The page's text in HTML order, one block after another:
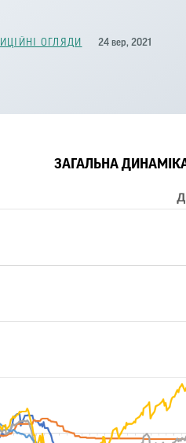
ОГЛЯДИ 24 вер, 2021
ЗАГАЛЬНА